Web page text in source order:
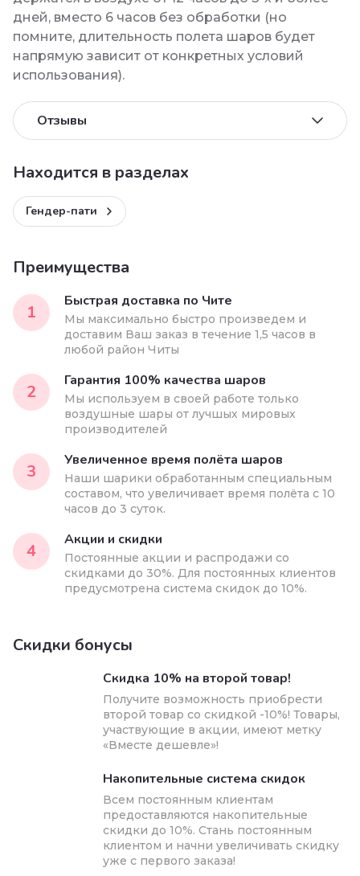
дней, вместо 6 часов без обработки (но
помните, длительность полета шаров будет
напрямую зависит от конкретных условий
использования).
Отзывы
Находится в разделах
Гендер-пати
Преимущества
1
Быстрая доставка по Чите
Мы максимально быстро произведем и
доставим Ваш заказ в течение 1,5 часов в
любой район Читы
2
Гарантия 100% качества шаров
Мы используем в своей работе только
воздушные шары от лучшых мировых
производителей
3
Увеличенное время полёта шаров
Наши шарики обработанным специальным
составом, что увеличивает время полёта с 10
часов до 3 суток.
4
Акции и скидки
Постоянные акции и распродажи со
скидками до 30%. Для постоянных клиентов
предусмотрена система скидок до 10%.
Скидки бонусы
Скидка 10% на второй товар!
Получите возможность приобрести
второй товар со скидкой -10%! Товары,
участвующие в акции, имеют метку
«Вместе дешевле»!
Накопительные система скидок
Всем постоянным клиентам
предоставляются накопительные
скидки до 10%. Стань постоянным
клиентом и начни увеличивать скидку
уже с первого заказа!